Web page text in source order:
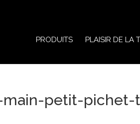
PRODUITS PLAISIR DE LA
petit-pichet-